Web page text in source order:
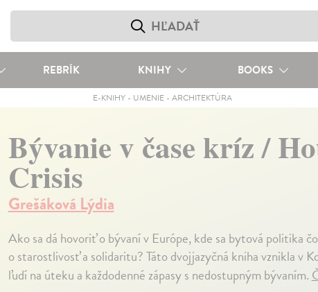
REBRÍK KNIHY BOOKS
E-KNIHY - UMENIE -ARCHITEKTÚRA
Bývanie v čase kríz /
Crisis
Grešáková Lýdia
Ako sa dá hovoriť o bývaní v Európe, kde sa bytová politika
o starostlivosť a solidaritu? Táto dvojjazyčná kniha vznikla v
ľudí na úteku a každodenné zápasy s nedostupným bývaním.